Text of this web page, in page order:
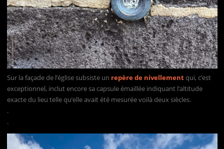
Sur la façade de l’église subsiste un repère de nivellementqui, c’est
exceptionnel, inclut encore sa capsule émaillée indiquant l’altitude
exacte du lieu telle qu’elle avait été mesurée voilà deux siècles.
.
.